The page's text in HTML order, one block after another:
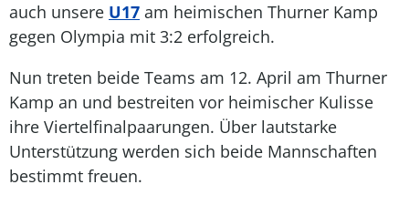
auch unsere U17 am heimischen Thurner Kamp
gegen Olympia mit 3:2 erfolgreich.
Nun treten beide Teams am 12. April am Thurner
Kamp an und bestreiten vor heimischer Kulisse
ihre Viertelfinalpaarungen. Über lautstarke
Unterstützung werden sich beide Mannschaften
bestimmt freuen.